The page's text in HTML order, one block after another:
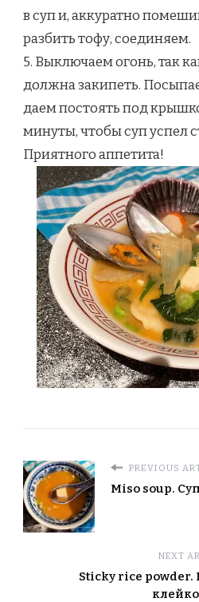
в суп и, аккуратно
разбить тофу, соединяем.
5. Выключаем огонь, так
должна закипеть.
даем постоять под
минуты, чтобы суп успел
Приятного аппетита!
PREVIOUS
Miso soup.
NEXT
Sticky rice powder.